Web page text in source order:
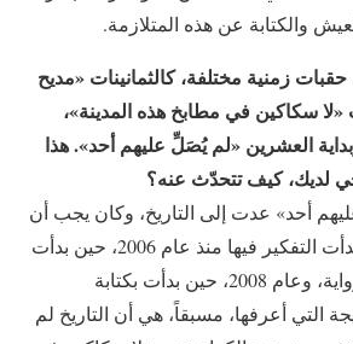
والكتابة عن هذه المتلازمة.
زمنية مختلفة، كالثمانينات «مديح
«لا سكاكين في مطابخ هذه المدينة»،
العشرين «لم يُصَلِّ عليهم أحد». هذا
لديك، كيف تتحدّث عنه؟
أحد» عدت إلى التاريخ، وكان يجب أن
أجيب عن عدّة أسئلة بدأت التفكير فيها منذ عام 2006، حين بدأت
أفكِّر في كتابة هذه الرواية، وعام 2008، حين بدأت بكتابة
التي أعرفها، مسبقاً، هي أن التاريخ لم